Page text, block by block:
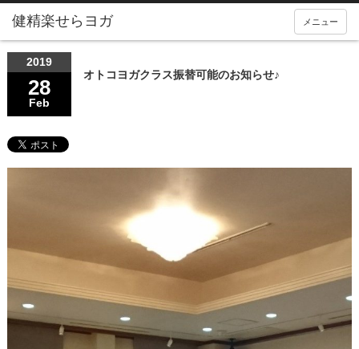
メニュー
2019
28
Feb
オトコヨガクラス振替可能のお知らせ♪